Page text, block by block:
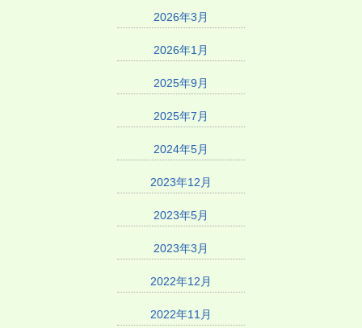
2026年3月
2026年1月
2025年9月
2025年7月
2024年5月
2023年12月
2023年5月
2023年3月
2022年12月
2022年11月